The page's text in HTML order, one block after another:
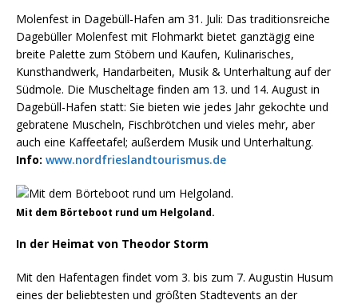
Molenfest in Dagebüll-Hafen am 31. Juli: Das traditionsreiche
Dagebüller Molenfest mit Flohmarkt bietet ganztägig eine
breite Palette zum Stöbern und Kaufen, Kulinarisches,
Kunsthandwerk, Handarbeiten, Musik & Unterhaltung auf der
Südmole. Die Muscheltage finden am 13. und 14. August in
Dagebüll-Hafen statt: Sie bieten wie jedes Jahr gekochte und
gebratene Muscheln, Fischbrötchen und vieles mehr, aber
auch eine Kaffeetafel; außerdem Musik und Unterhaltung.
Info: www.nordfrieslandtourismus.de
Mit dem Börteboot rund um Helgoland.
In der Heimat von Theodor Storm
Mit den Hafentagen findet vom 3. bis zum 7. Augustin Husum
eines der beliebtesten und größten Stadtevents an der